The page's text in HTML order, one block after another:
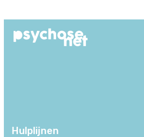
de
Hulplijnen